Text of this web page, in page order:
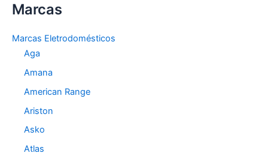
e
r
Marcas
Marcas Eletrodomésticos
Aga
Amana
American Range
Ariston
Asko
Atlas